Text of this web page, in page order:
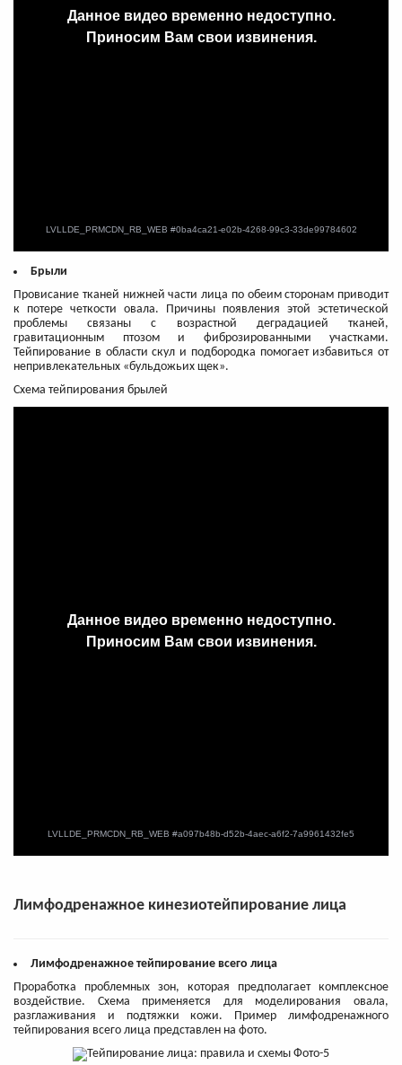
Брыли
Провисание тканей нижней части лица по обеим сторонам приводит
к потере четкости овала. Причины появления этой эстетической
проблемы связаны с возрастной деградацией тканей,
гравитационным птозом и фиброзированными участками.
Тейпирование в области скул и подбородка помогает избавиться от
непривлекательных «бульдожьих щек».
Схема тейпирования брылей
Лимфодренажное кинезиотейпирование лица
Лимфодренажное тейпирование всего лица
Проработка проблемных зон, которая предполагает комплексное
воздействие. Схема применяется для моделирования овала,
разглаживания и подтяжки кожи. Пример лимфодренажного
тейпирования всего лица представлен на фото.